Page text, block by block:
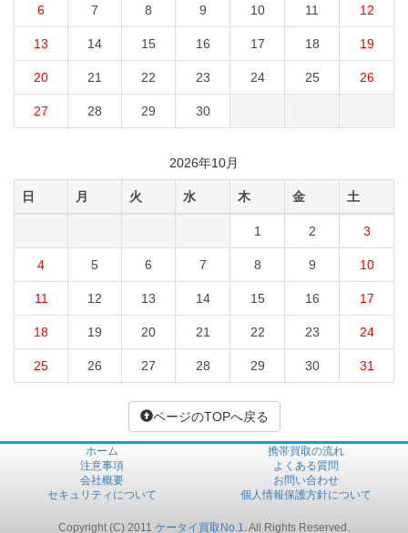
6 7 8 9 10 11 12
13 14 15 16 17 18 19
20 21 22 23 24 25 26
27 28 29 30
2026年10月
日 月 火 水 木 金 土
1 2 3
4 5 6 7 8 9 10
11 12 13 14 15 16 17
18 19 20 21 22 23 24
25 26 27 28 29 30 31
ページのTOPへ戻る
ホーム
携帯買取の流れ
注意事項
よくある質問
会社概要
お問い合わせ
セキュリティについて
個人情報保護方針について
Copyright (C) 2011 ケータイ買取No.1. All Rights Reserved.